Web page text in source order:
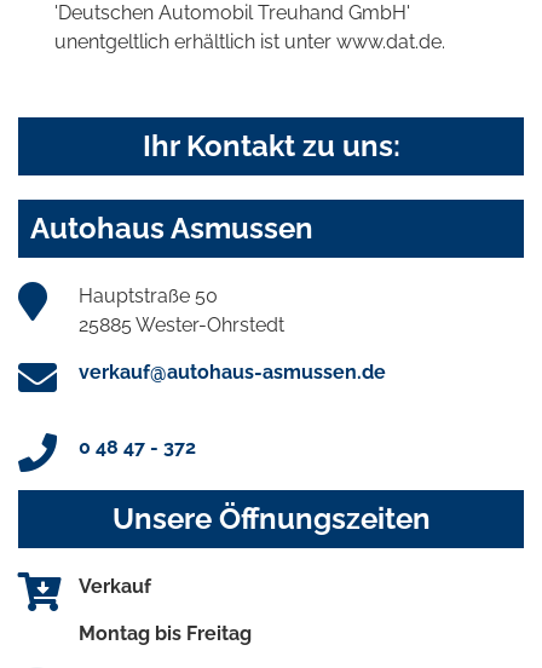
'Deutschen Automobil Treuhand GmbH'
unentgeltlich erhältlich ist unter www.dat.de.
Ihr Kontakt zu uns:
Autohaus Asmussen
Hauptstraße 50
25885 Wester-Ohrstedt
verkauf@autohaus-asmussen.de
0 48 47 - 372
Unsere Öffnungszeiten
Verkauf
Montag bis Freitag